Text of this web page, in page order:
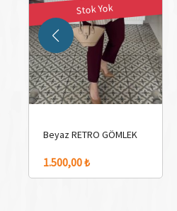
Stok Yok
Beyaz RETRO GÖMLEK
1.500,00 ₺